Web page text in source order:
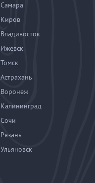
Самара
Киров
Владивосток
Ижевск
Томск
Астрахань
Воронеж
Калининград
Сочи
Рязань
Ульяновск